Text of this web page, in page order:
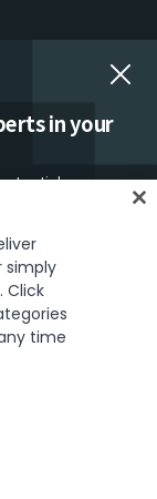
in your
articles every
to my interests
events and
Cookies Policy
trademarks
trademark
globe. See TMEP
simply
Click
time